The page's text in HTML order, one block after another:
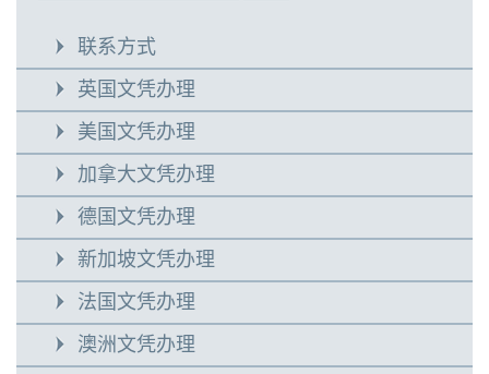
联系方式
英国文凭办理
美国文凭办理
加拿大文凭办理
德国文凭办理
新加坡文凭办理
法国文凭办理
澳洲文凭办理